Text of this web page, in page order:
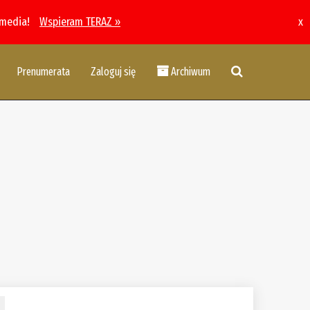
Wspieram TERAZ » x
Prenumerata Zaloguj się Archiwum